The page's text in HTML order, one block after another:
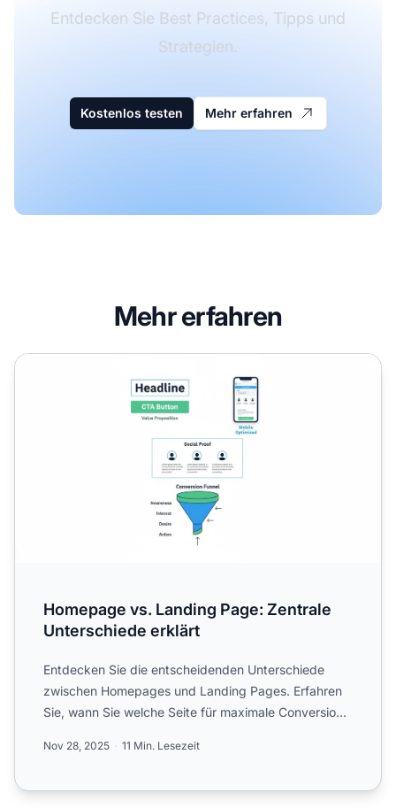
Entdecken Sie Best Practices, Tipps und
Strategien.
Kostenlos testen Mehr erfahren
Mehr erfahren
Homepage vs. Landing Page: Zentrale Unterschiede
Homepage vs. Landing Page: Zentrale
Unterschiede erklärt
Entdecken Sie die entscheidenden Unterschiede
zwischen Homepages und Landing Pages. Erfahren
Sie, wann Sie welche Seite für maximale Conversion-
Nov 28, 2025 11 Min. Lesezeit